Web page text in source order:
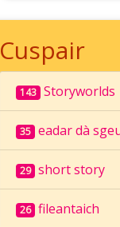
Cuspair
143 Storyworlds
35 eadar dà
29 short story
26 fileantaich